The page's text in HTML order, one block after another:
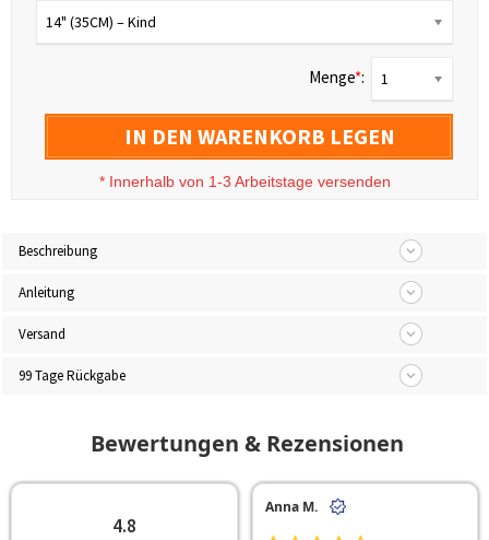
14" (35CM) – Kind
Menge*: 1
IN DEN WARENKORB LEGEN
* Innerhalb von 1-3 Arbeitstage versenden
Beschreibung
Anleitung
Versand
99 Tage Rückgabe
Bewertungen & Rezensionen
4.8
Anna M.